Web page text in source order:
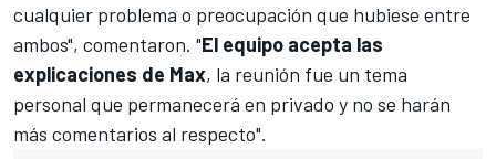
cualquier problema o preocupación que hubiese entre
ambos", comentaron. "El equipo acepta las
explicaciones de Max, la reunión fue un tema
personal que permanecerá en privado y no se harán
más comentarios al respecto".